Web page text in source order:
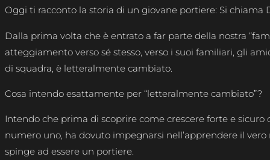
Oggi ti racconto la storia di un giovane portiere: Si chiama
Dalla prima volta che è entrato a far parte della nostra
atteggiamento verso sé stesso, verso i suoi familiari, gli
di squadra, è letteralmente cambiato.
Cosa intendo esattamente per “letteralmente cambiato”?
Intendo che prima di scoprire come crescere forte e sicuro
numero uno, ha dovuto impegnarsi nell’apprendere il
spinge ad essere un portiere.